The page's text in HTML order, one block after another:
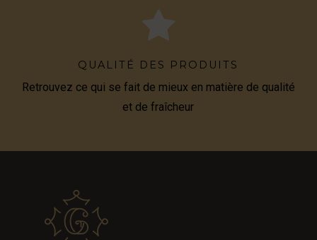
QUALITÉ DES PRODUITS
Retrouvez ce qui se fait de mieux en matière de qualité
et de fraîcheur